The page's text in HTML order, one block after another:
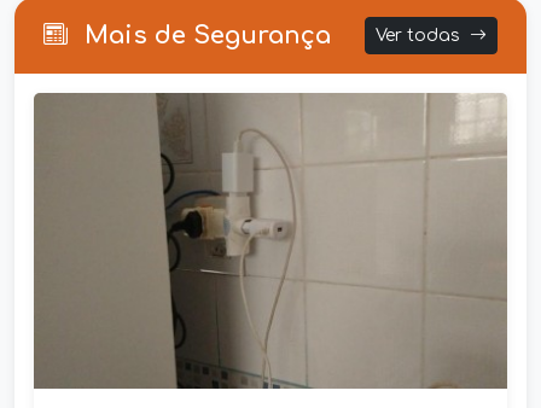
Mais de Segurança Ver todas